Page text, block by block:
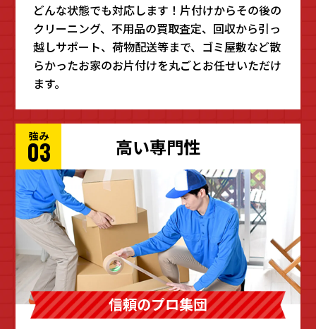
どんな状態でも対応します！片付けからその後の
クリーニング、不用品の買取査定、回収から引っ
越しサポート、荷物配送等まで、ゴミ屋敷など散
らかったお家のお片付けを丸ごとお任せいただけ
ます。
強み
03 高い専門性
信頼のプロ集団